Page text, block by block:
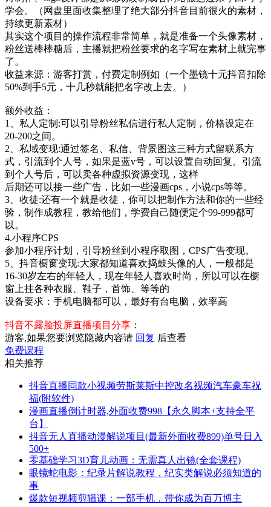
学会。（网盘里面收集整理了绝大部分抖音目前很火的素材，
持续更新素材）
其实这个项目的操作流程非常简单，就是准备一个头像素材，
粉丝送棒棒糖后，主播就把粉丝要求的名字写在素材上就完事
了。
收益来源：游客打赏，付费定制例如（一个墨镜十元抖音扣除
50%到手5元，十几秒就能把名字改上去。）
额外收益：
1、私人定制:可以引导粉丝私信进行私人定制，价格设定在
20-200之间。
2、私域变现:通过签名、私信、背景图这三种方式留联系方
式，引流到个人号，如果是蓝v号，可以设置自动回复。引流
到个人号后，可以卖各种虚拟资源变现，这样
后期还可以接一些广告，比如一些漫画cps，小说cps等等。
3、收徒:还有一个就是收徒，你可以把制作方法和你的一些经
验，制作成教程，教给他们，学费自己随便定个99-999都可
以。
4.小程序CPS
参加小程序计划，引导粉丝到小程序取图，CPS广告变现。
5、抖音橱窗变现:大家都知道喜欢捣鼓头像的人，一般都是
16-30岁左右的年轻人，现在年轻人喜欢时尚，所以可以在橱
窗上挂各种衣服、鞋子，首饰、等等的
设备要求：手机电脑都可以，最好有台电脑，效率高
抖音不露脸投屏直播项目分享 ：
游客,如果您要浏览隐藏内容请 回复 后查看
免费课程
相关推荐
抖音直播同款小视频劳斯莱斯中控改名视频汽车豪车祝
福(附软件)
漫画直播倒计时器,外面收费998【永久脚本+支持全平
台】
抖音无人直播动漫解说项目(最新外面收费899)单号日入
500+
零基础学习3D育儿动画：无需真人出镜(全套课程)
眼镜蛇电影：纪录片解说教程，纪实类解说必须知道的
事
爆款短视频剪辑课：一部手机，带你成为百万博主